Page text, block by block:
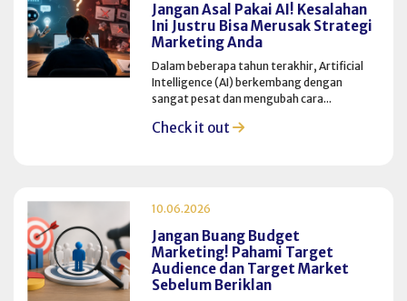
Jangan Asal Pakai AI! Kesalahan
Ini Justru Bisa Merusak Strategi
Marketing Anda
Dalam beberapa tahun terakhir, Artificial
Intelligence (AI) berkembang dengan
sangat pesat dan mengubah cara...
Check it out
10.06.2026
Jangan Buang Budget
Marketing! Pahami Target
Audience dan Target Market
Sebelum Beriklan